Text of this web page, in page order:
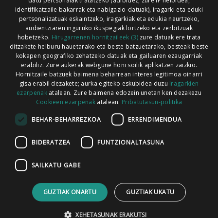
Codesyntaxek garatua
HARREMANETARAKO
identifikatzaile bakarrak eta nabigazio-datuak), iragarki eta eduki
pertsonalizatuak eskaintzeko, iragarkiak eta edukia neurtzeko,
audientziaren inguruko ikuspegiak lortzeko eta zerbitzuak
hobetzeko. Hirugarrenen hornitzaileek (3)zure datuak ere trata
ditzakete helburu hauetarako eta beste batzuetarako, besteak beste
kokapen geografiko zehatzeko datuak eta gailuaren ezaugarriak
erabiliz. Zure aukerak webgune honi soilik aplikatzen zaizkio.
Hornitzaile batzuek baimena beharrean interes legitimoa oinarri
gisa erabil dezakete; aurka egiteko eskubidea duzu Iragarkien
ezarpenakatalean. Zure baimena edozein unetan ken dezakezu
Cookieen ezarpenak atalean. Pribatutasun-politika
BEHAR-BEHARREZKOA ERRENDIMENDUA
BIDERATZEA FUNTZIONALTASUNA
SAILKATU GABE
GUZTIAK ONARTU GUZTIAK UKATU
XEHETASUNAK ERAKUTSI